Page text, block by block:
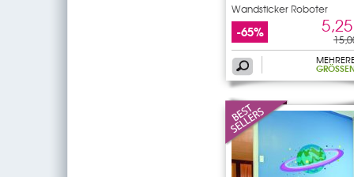
Wandsticker Roboter
-65%
GRÖSSEN